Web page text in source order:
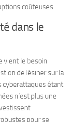
coûteuses.
dans le
vient le besoin
de lésiner sur la
cyberattaques étant
n’est plus une
pour se